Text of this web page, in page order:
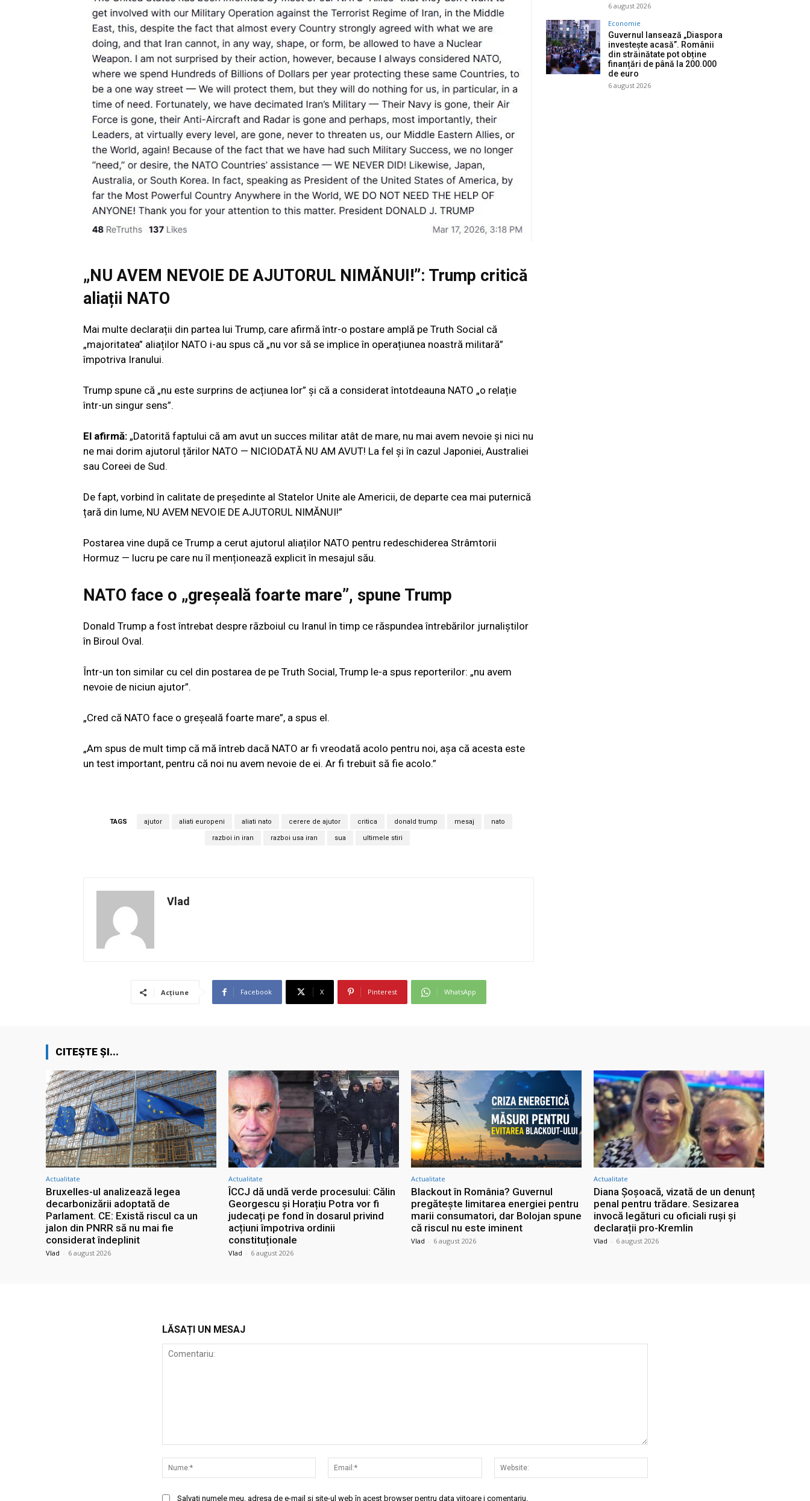
„NU AVEM NEVOIE DE AJUTORUL NIMĂNUI!”: Trump critică
aliații NATO
Mai multe declarații din partea lui Trump, care afirmă într-o postare amplă pe Truth Social că
„majoritatea” aliaților NATO i-au spus că „nu vor să se implice în operațiunea noastră militară”
împotriva Iranului.
Trump spune că „nu este surprins de acțiunea lor” și că a considerat întotdeauna NATO „o relație
într-un singur sens”.
El afirmă: „Datorită faptului că am avut un succes militar atât de mare, nu mai avem nevoie și nici nu
ne mai dorim ajutorul țărilor NATO — NICIODATĂ NU AM AVUT! La fel și în cazul Japoniei, Australiei
sau Coreei de Sud.
De fapt, vorbind în calitate de președinte al Statelor Unite ale Americii, de departe cea mai puternică
țară din lume, NU AVEM NEVOIE DE AJUTORUL NIMĂNUI!”
Postarea vine după ce Trump a cerut ajutorul aliaților NATO pentru redeschiderea Strâmtorii
Hormuz — lucru pe care nu îl menționează explicit în mesajul său.
NATO face o „greșeală foarte mare”, spune Trump
Donald Trump a fost întrebat despre războiul cu Iranul în timp ce răspundea întrebărilor jurnaliștilor
în Biroul Oval.
Într-un ton similar cu cel din postarea de pe Truth Social, Trump le-a spus reporterilor: „nu avem
nevoie de niciun ajutor”.
„Cred că NATO face o greșeală foarte mare”, a spus el.
„Am spus de mult timp că mă întreb dacă NATO ar fi vreodată acolo pentru noi, așa că acesta este
un test important, pentru că noi nu avem nevoie de ei. Ar fi trebuit să fie acolo.”
TAGS ajutor aliati europeni aliati nato cerere de ajutor critica donald trump mesaj nato
razboi in iran razboi usa iran sua ultimele stiri
Vlad
Acțiune Facebook X Pinterest WhatsApp
6 august 2026
Economie
Guvernul lansează „Diaspora
investește acasă”. Românii
din străinătate pot obține
finanțări de până la 200.000
de euro
6 august 2026
CITEȘTE ȘI...
Actualitate
Bruxelles-ul analizează legea
decarbonizării adoptată de
Parlament. CE: Există riscul ca un
jalon din PNRR să nu mai fie
considerat îndeplinit
Vlad - 6 august 2026
Actualitate
ÎCCJ dă undă verde procesului: Călin
Georgescu și Horațiu Potra vor fi
judecați pe fond în dosarul privind
acțiuni împotriva ordinii
constituționale
Vlad - 6 august 2026
Actualitate
Blackout în România? Guvernul
pregătește limitarea energiei pentru
marii consumatori, dar Bolojan spune
că riscul nu este iminent
Vlad - 6 august 2026
Actualitate
Diana Șoșoacă, vizată de un denunț
penal pentru trădare. Sesizarea
invocă legături cu oficiali ruși și
declarații pro-Kremlin
Vlad - 6 august 2026
LĂSAȚI UN MESAJ
Nume:*
Email:*
Salvați numele meu, adresa de e-mail și site-ul web în acest browser pentru data viitoare i comentariu.